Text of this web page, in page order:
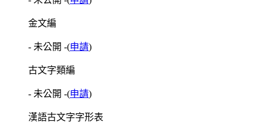
金文編
- 未公開 -(申請)
古文字類編
- 未公開 -(申請)
漢語古文字字形表